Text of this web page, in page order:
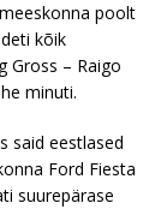
poolt
kõik
Gross – Raigo
minuti.
said eestlased
Ford Fiesta
suurepärase